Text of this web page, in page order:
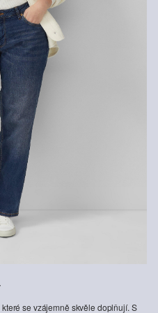
se vzájemně skvěle doplňují. S